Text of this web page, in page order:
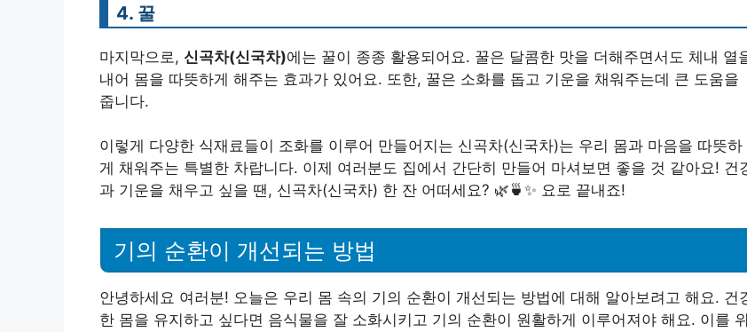
4. 꿀
마지막으로, 신곡차(신국차)에는 꿀이 종종 활용되어요. 꿀은 달콤한 맛을 더해주면서도 체내 열
내어 몸을 따뜻하게 해주는 효과가 있어요. 또한, 꿀은 소화를 돕고 기운을 채워주는데 큰 도움을
줍니다.
이렇게 다양한 식재료들이 조화를 이루어 만들어지는 신곡차(신국차)는 우리 몸과 마음을 따뜻하
게 채워주는 특별한 차랍니다. 이제 여러분도 집에서 간단히 만들어 마셔보면 좋을 것 같아요! 건
과 기운을 채우고 싶을 땐, 신곡차(신국차) 한 잔 어떠세요? 🌿🍵✨ 요로 끝내죠!
기의 순환이 개선되는 방법
안녕하세요 여러분! 오늘은 우리 몸 속의 기의 순환이 개선되는 방법에 대해 알아보려고 해요. 건
한 몸을 유지하고 싶다면 음식물을 잘 소화시키고 기의 순환이 원활하게 이루어져야 해요. 이를 위